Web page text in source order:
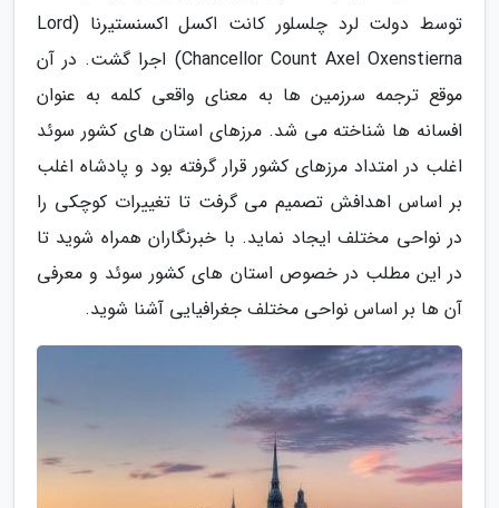
توسط دولت لرد چلسلور کانت اکسل اکسنستیرنا (Lord
Chancellor Count Axel Oxenstierna) اجرا گشت. در آن
موقع ترجمه سرزمین ها به معنای واقعی کلمه به عنوان
افسانه ها شناخته می شد. مرزهای استان های کشور سوئد
اغلب در امتداد مرزهای کشور قرار گرفته بود و پادشاه اغلب
بر اساس اهدافش تصمیم می گرفت تا تغییرات کوچکی را
در نواحی مختلف ایجاد نماید. با خبرنگاران همراه شوید تا
در این مطلب در خصوص استان های کشور سوئد و معرفی
آن ها بر اساس نواحی مختلف جغرافیایی آشنا شوید.